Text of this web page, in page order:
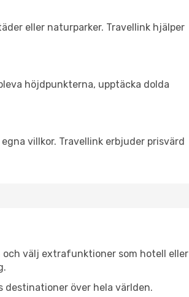
eller naturparker. Travellink hjälper
höjdpunkterna, upptäcka dolda
villkor. Travellink erbjuder prisvärd
och välj extrafunktioner som hotell eller
destinationer över hela världen.